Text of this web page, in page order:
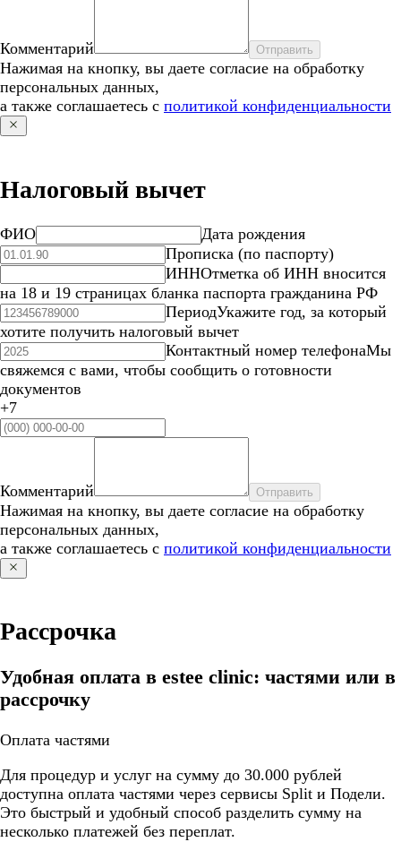
Комментарий Отправить
Нажимая на кнопку, вы даете согласие на обработку
персональных данных,
а также соглашаетесь с политикой конфиденциальности
Налоговый вычет
ФИО
Дата рождения
Прописка (по паспорту)
ИННОтметка об ИНН вносится
на 18 и 19 страницах бланка паспорта гражданина РФ
ПериодУкажите год, за который
хотите получить налоговый вычет
Контактный номер телефонаМы
свяжемся с вами, чтобы сообщить о готовности
документов
+7
Комментарий Отправить
Нажимая на кнопку, вы даете согласие на обработку
персональных данных,
а также соглашаетесь с политикой конфиденциальности
Рассрочка
Удобная оплата в estee clinic: частями или в
рассрочку
Оплата частями
Для процедур и услуг на сумму до 30.000 рублей
доступна оплата частями через сервисы Split и Подели.
Это быстрый и удобный способ разделить сумму на
несколько платежей без переплат.